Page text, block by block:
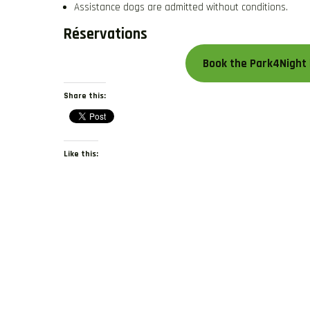
Assistance dogs are admitted without conditions.
Réservations
Book the
Share this:
Like this: